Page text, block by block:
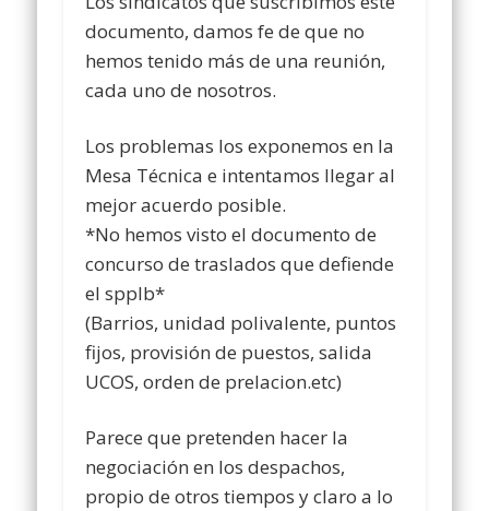
documento, damos fe de que no
hemos tenido más de una reunión,
cada uno de nosotros.
Los problemas los exponemos en la
Mesa Técnica e intentamos llegar al
mejor acuerdo posible.
*No hemos visto el documento de
concurso de traslados que defiende
el spplb*
(Barrios, unidad polivalente, puntos
fijos, provisión de puestos, salida
UCOS, orden de prelacion.etc)
Parece que pretenden hacer la
negociación en los despachos,
propio de otros tiempos y claro a lo